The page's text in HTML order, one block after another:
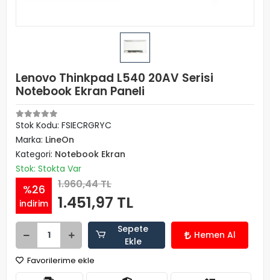
Lenovo Thinkpad L540 20AV Serisi
Notebook Ekran Paneli
Stok Kodu: FSIECRGRYC
Marka: LineOn
Kategori: Notebook Ekran
Stok: Stokta Var
%26
indirim
1.960,44 TL
1.451,97 TL
Sepete
Ekle
Hemen Al
Favorilerime ekle